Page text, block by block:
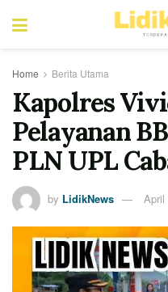
Home Berita Utama
Kapolres
Pelayanan
PLN UPL
by LidikNews April